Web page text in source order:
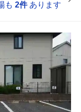
も 2件あります